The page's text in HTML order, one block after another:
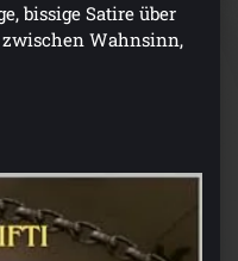
bissige Satire über
Wahnsinn,